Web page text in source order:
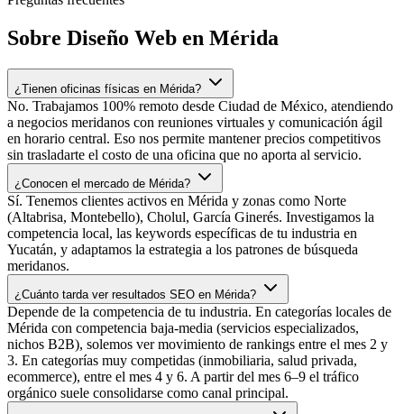
Sobre Diseño Web en Mérida
¿Tienen oficinas físicas en Mérida?
No. Trabajamos 100% remoto desde Ciudad de México, atendiendo
a negocios meridanos con reuniones virtuales y comunicación ágil
en horario central. Eso nos permite mantener precios competitivos
sin trasladarte el costo de una oficina que no aporta al servicio.
¿Conocen el mercado de Mérida?
Sí. Tenemos clientes activos en Mérida y zonas como Norte
(Altabrisa, Montebello), Cholul, García Ginerés. Investigamos la
competencia local, las keywords específicas de tu industria en
Yucatán, y adaptamos la estrategia a los patrones de búsqueda
meridanos.
¿Cuánto tarda ver resultados SEO en Mérida?
Depende de la competencia de tu industria. En categorías locales de
Mérida con competencia baja-media (servicios especializados,
nichos B2B), solemos ver movimiento de rankings entre el mes 2 y
3. En categorías muy competidas (inmobiliaria, salud privada,
ecommerce), entre el mes 4 y 6. A partir del mes 6–9 el tráfico
orgánico suele consolidarse como canal principal.